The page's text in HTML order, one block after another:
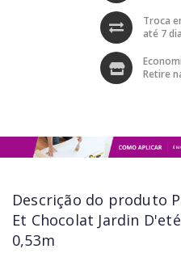
Troca
até 7
Retire
Descrição do produto
Et Chocolat Jardin
0,53m